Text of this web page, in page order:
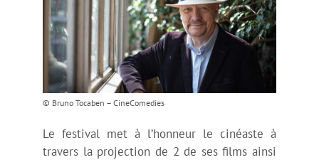
Soirée 40ème anniversaire The Blues Brothers
Rencontres-dédicaces
Robert
© Bruno Tocaben – CineComedies
Le festival met à l’honneur le cinéaste à
travers la projection de 2 de ses films ainsi